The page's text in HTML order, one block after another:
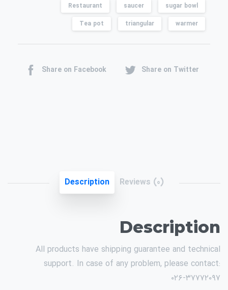
Restaurant
saucer
sugar bowl
Tea pot
triangular warmer
Share on Facebook Share on Twitter
Description Reviews (0)
Description
All products have shipping guarantee and technical
support. In case of any problem, please contact:
۰۲۶-۳۷۷۷۲۰۹۷